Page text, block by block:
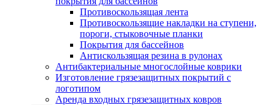
Противоскользящая лента
Противоскользящие накладки на ступени,
пороги, стыковочные планки
Покрытия для бассейнов
Антискользящая резина в рулонах
Антибактериальные многослойные коврики
Изготовление грязезащитных покрытий с
логотипом
Аренда входных грязезащитных ковров